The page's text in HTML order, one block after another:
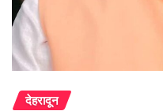
देहरादून